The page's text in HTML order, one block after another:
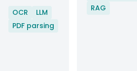
OCR
LLM
PDF parsing
RAG